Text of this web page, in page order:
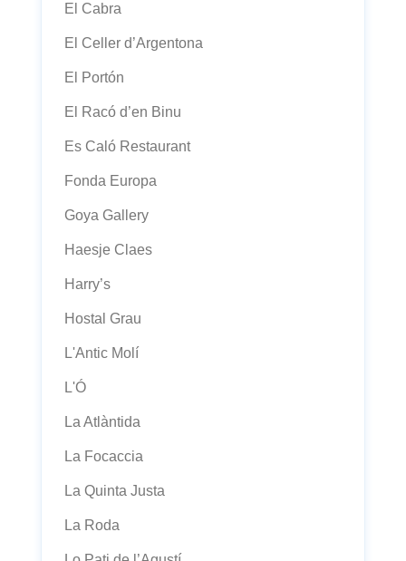
El Cabra
El Celler d’Argentona
El Portón
El Racó d’en Binu
Es Caló Restaurant
Fonda Europa
Goya Gallery
Haesje Claes
Harry’s
Hostal Grau
L'Antic Molí
L'Ó
La Atlàntida
La Focaccia
La Quinta Justa
La Roda